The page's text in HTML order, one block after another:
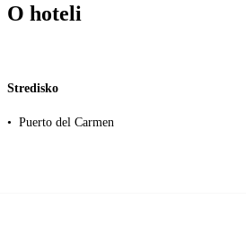
O hoteli
Stredisko
• Puerto del Carmen